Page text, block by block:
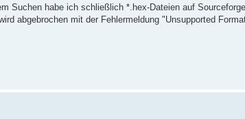
Suchen habe ich schließlich *.hex-Dateien auf
abgebrochen mit der Fehlermeldung "Unsupported